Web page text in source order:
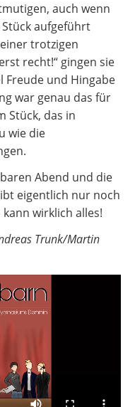
auch wenn
aufgeführt
trotzigen
recht!“ gingen sie
und Hingabe
war genau das für
Stück, das in
wie die
Abend und die
eigentlich nur noch
wirklich alles!
Trunk/Martin